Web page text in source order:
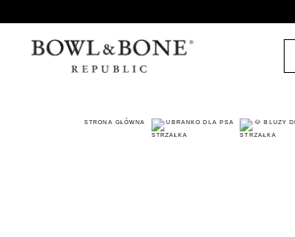
STRONA GŁÓWNA UBRANKO DLA PSA 🐶 BLUZY